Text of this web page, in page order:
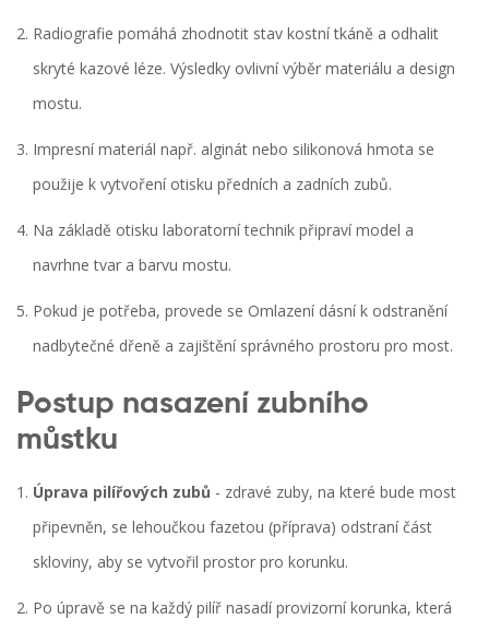
Radiografie pomáhá zhodnotit stav kostní tkáně a odhalit
skryté kazové léze. Výsledky ovlivní výběr materiálu a design
mostu.
Impresní materiál např. alginát nebo silikonová hmota se
použije k vytvoření otisku předních a zadních zubů.
Na základě otisku laboratorní technik připraví model a
navrhne tvar a barvu mostu.
Pokud je potřeba, provede se Omlazení dásní k odstranění
nadbytečné dřeně a zajištění správného prostoru pro most.
Postup nasazení zubního
můstku
Úprava pilířových zubů - zdravé zuby, na které bude most
připevněn, se lehoučkou fazetou (příprava) odstraní část
skloviny, aby se vytvořil prostor pro korunku.
Po úpravě se na každý pilíř nasadí provizorní korunka, která